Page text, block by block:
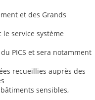
et des Grands
service système
PICS et sera notamment
recueillies auprès des
sensibles,